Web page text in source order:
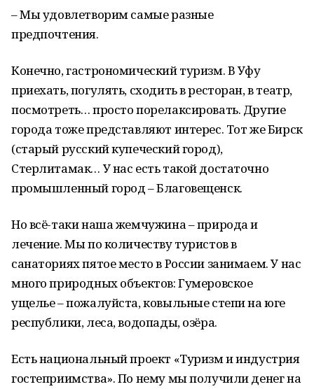
– Мы удовлетворим самые разные
предпочтения.
Конечно, гастрономический туризм. В Уфу
приехать, погулять, сходить в ресторан, в театр,
посмотреть… просто порелаксировать. Другие
города тоже представляют интерес. Тот же Бирск
(старый русский купеческий город),
Стерлитамак… У нас есть такой достаточно
промышленный город – Благовещенск.
Но всё-таки наша жемчужина – природа и
лечение. Мы по количеству туристов в
санаториях пятое место в России занимаем. У нас
много природных объектов: Гумеровское
ущелье – пожалуйста, ковыльные степи на юге
республики, леса, водопады, озёра.
Есть национальный проект «Туризм и индустрия
гостеприимства». По нему мы получили денег на